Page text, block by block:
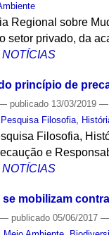
Regional sobre
setor privado, da
NOTÍCIAS
princípio de
publicado 13/03/2019—
Filosofia,
Filosofia,
e
NOTÍCIAS
mobilizam
— publicado 05/06/2017—